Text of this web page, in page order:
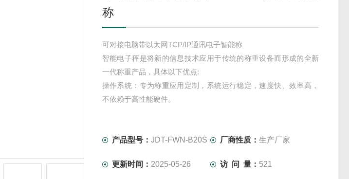
称
可对接电脑带以太网TCP/IP通讯电子智能称
智能电子秤是将新的信息技术应用于传统的称重设备而形成的全新
一代称重产品，具体以下优点:
操作系统：专为称重应用定制，系统运行稳定，速度快、效率高，
不依赖于高性能硬件。
报表。产品型号： JDT-FWN-B20S 厂商性质：生产厂家
更新时间： 2025-05-26 访 问 量： 521